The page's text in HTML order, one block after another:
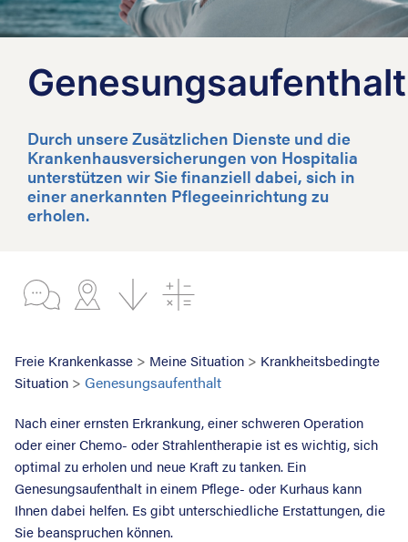
Genesungsaufenthalt
Durch unsere Zusätzlichen Dienste und die
Krankenhausversicherungen von Hospitalia
unterstützen wir Sie finanziell dabei, sich in
einer anerkannten Pflegeeinrichtung zu
erholen.
Freie Krankenkasse> Meine Situation> Krankheitsbedingte
Situation> Genesungsaufenthalt
Nach einer ernsten Erkrankung, einer schweren Operation
oder einer Chemo- oder Strahlentherapie ist es wichtig, sich
optimal zu erholen und neue Kraft zu tanken. Ein
Genesungsaufenthalt in einem Pflege- oder Kurhaus kann
Ihnen dabei helfen. Es gibt unterschiedliche Erstattungen, die
Sie beanspruchen können.